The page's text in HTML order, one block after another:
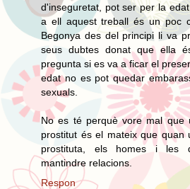
d'inseguretat, pot ser per la
a ell aquest treball és un poc
Begonya des del principi li va
seus dubtes donat que ella
pregunta si es va a ficar el
edat no es pot quedar
sexuals.
No es té perquè vore mal que
prostitut és el mateix que
prostituta, els homes i les
mantindre relacions.
Respon